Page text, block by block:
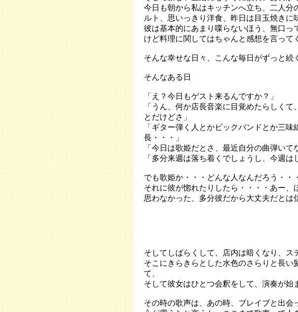
今日も朝から私はキッチンへ立ち、二人
ルト、思いっきり洋食、昨日は目玉焼きに
彼は基本的にあまり喋らないほう、無口
けど料理に関してはちゃんと感想を言って
そんな幸せな日々、こんな毎日がずっと
そんなある日
「え？今日もゲスト来るんですか？」
「うん、何か店長音楽に目覚めたらしく
とだけどさ」
「ギター弾く人とかビックバンドとか三
長・・・」
「今日は歌姫だとさ、最近自分の曲弾いて
「多分来週は落ち着くでしょうし、今週は
でも歌姫か・・・どんな人なんだろう・・・
それに彼が惚れたりしたら・・・・あー
思わなかった、多分彼だから大丈夫だとは
そしてしばらくして、店内は暗くなり、ス
そこにきらきらとした水色のさらりと長
て、
そして彼女はひとつ会釈をして、演奏が始
その時の歌声は、あの時、ブレイブと出会